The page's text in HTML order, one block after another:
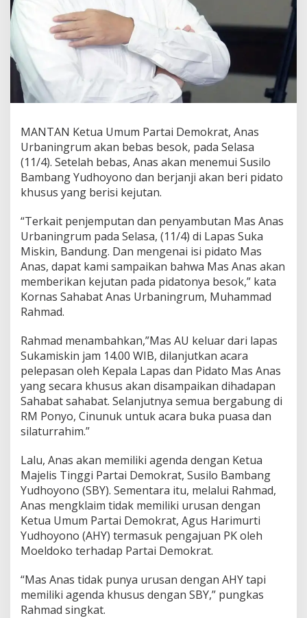
E
K
m
P
t
i
D
e
o
k
r
a
t
A
n
a
r
b
a
n
i
n
g
MANTAN Ketua Umum Partai Demokrat, Anas
Urbaningrum akan bebas besok, pada Selasa
(11/4). Setelah bebas, Anas akan menemui Susilo
Bambang Yudhoyono dan berjanji akan beri pidato
khusus yang berisi kejutan.
“Terkait penjemputan dan penyambutan Mas Anas
Urbaningrum pada Selasa, (11/4) di Lapas Suka
Miskin, Bandung. Dan mengenai isi pidato Mas
Anas, dapat kami sampaikan bahwa Mas Anas akan
memberikan kejutan pada pidatonya besok,” kata
Kornas Sahabat Anas Urbaningrum, Muhammad
Rahmad.
Rahmad menambahkan,”Mas AU keluar dari lapas
Sukamiskin jam 14.00 WIB, dilanjutkan acara
pelepasan oleh Kepala Lapas dan Pidato Mas Anas
yang secara khusus akan disampaikan dihadapan
Sahabat sahabat. Selanjutnya semua bergabung di
RM Ponyo, Cinunuk untuk acara buka puasa dan
silaturrahim.”
Lalu, Anas akan memiliki agenda dengan Ketua
Majelis Tinggi Partai Demokrat, Susilo Bambang
Yudhoyono (SBY). Sementara itu, melalui Rahmad,
Anas mengklaim tidak memiliki urusan dengan
Ketua Umum Partai Demokrat, Agus Harimurti
Yudhoyono (AHY) termasuk pengajuan PK oleh
Moeldoko terhadap Partai Demokrat.
“Mas Anas tidak punya urusan dengan AHY tapi
memiliki agenda khusus dengan SBY,” pungkas
Rahmad singkat.